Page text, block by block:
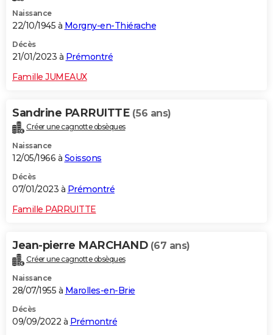
Naissance
22/10/1945 à Morgny-en-Thiérache
Décès
21/01/2023 à Prémontré
Famille JUMEAUX
Sandrine PARRUITTE (56 ans)
Créer une cagnotte obsèques
Naissance
12/05/1966 à Soissons
Décès
07/01/2023 à Prémontré
Famille PARRUITTE
Jean-pierre MARCHAND (67 ans)
Créer une cagnotte obsèques
Naissance
28/07/1955 à Marolles-en-Brie
Décès
09/09/2022 à Prémontré